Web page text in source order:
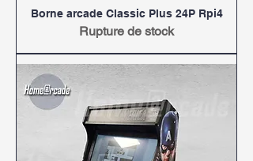
Borne arcade Classic Plus 24P Rpi4
Rupture de stock